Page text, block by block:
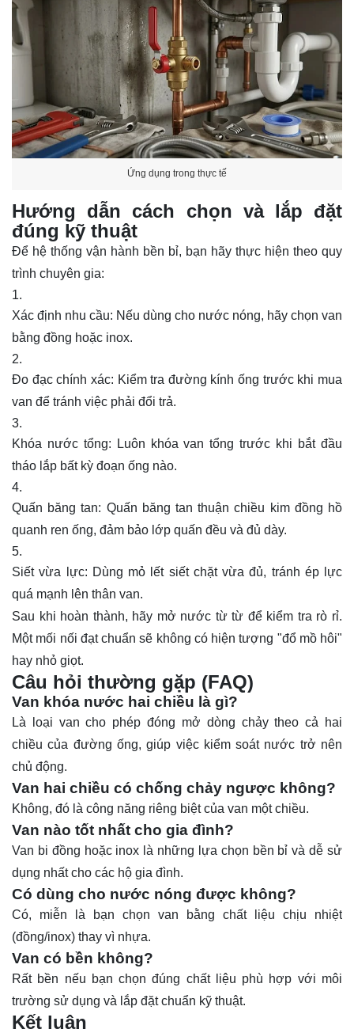
Ứng dụng trong thực tế
Hướng dẫn cách chọn và lắp đặt
đúng kỹ thuật
Để hệ thống vận hành bền bỉ, bạn hãy thực hiện theo quy
trình chuyên gia:
Xác định nhu cầu: Nếu dùng cho nước nóng, hãy chọn van
bằng đồng hoặc inox.
Đo đạc chính xác: Kiểm tra đường kính ống trước khi mua
van để tránh việc phải đổi trả.
Khóa nước tổng: Luôn khóa van tổng trước khi bắt đầu
tháo lắp bất kỳ đoạn ống nào.
Quấn băng tan: Quấn băng tan thuận chiều kim đồng hồ
quanh ren ống, đảm bảo lớp quấn đều và đủ dày.
Siết vừa lực: Dùng mỏ lết siết chặt vừa đủ, tránh ép lực
quá mạnh lên thân van.
Sau khi hoàn thành, hãy mở nước từ từ để kiểm tra rò rỉ.
Một mối nối đạt chuẩn sẽ không có hiện tượng "đổ mồ hôi"
hay nhỏ giọt.
Câu hỏi thường gặp (FAQ)
Van khóa nước hai chiều là gì?
Là loại van cho phép đóng mở dòng chảy theo cả hai
chiều của đường ống, giúp việc kiểm soát nước trở nên
chủ động.
Van hai chiều có chống chảy ngược không?
Không, đó là công năng riêng biệt của van một chiều.
Van nào tốt nhất cho gia đình?
Van bi đồng hoặc inox là những lựa chọn bền bỉ và dễ sử
dụng nhất cho các hộ gia đình.
Có dùng cho nước nóng được không?
Có, miễn là bạn chọn van bằng chất liệu chịu nhiệt
(đồng/inox) thay vì nhựa.
Van có bền không?
Rất bền nếu bạn chọn đúng chất liệu phù hợp với môi
trường sử dụng và lắp đặt chuẩn kỹ thuật.
Kết luận